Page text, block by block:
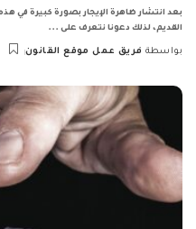
بعد انتشار ظاهرة الإيجار بصورة كبيرة في
القديم، لذلك دعونا نتعرف على ...
Posted
بواسطة فريق عمل موقع القانون